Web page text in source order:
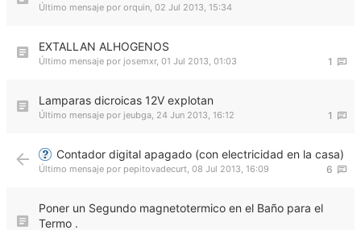
Último mensaje por orquin, 02 Jul 2013, 15:34
EXTALLAN ALHOGENOS
1
Último mensaje por josemxr, 01 Jul 2013, 01:03
Lamparas dicroicas 12V explotan
1
Último mensaje por jeubga, 24 Jun 2013, 16:12
Contador digital apagado (con electricidad en la casa)
6
Último mensaje por pepitovadecurt, 08 Jul 2013, 16:09
Poner un Segundo magnetotermico en el Baño para el
Termo .